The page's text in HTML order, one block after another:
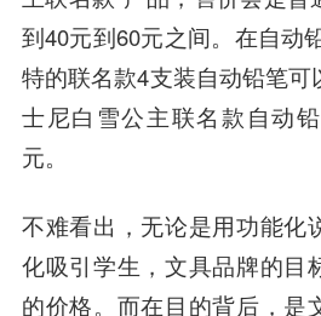
到40元到60元之间。在自动
特的联名款4支装自动铅笔可
士尼白雪公主联名款自动
元。
不难看出，无论是用功能化
化吸引学生，文具品牌的目
的价格。而在目的背后，是